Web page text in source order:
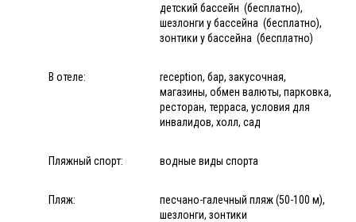
детский бассейн (бесплатно),
шезлонги у бассейна (бесплатно),
зонтики у бассейна (бесплатно)
В отеле:
reception, бар, закусочная,
магазины, обмен валюты, парковка,
ресторан, терраса, условия для
инвалидов, холл, сад
Пляжный спорт: водные виды спорта
Пляж:
песчано-галечный пляж (50-100 м),
шезлонги, зонтики